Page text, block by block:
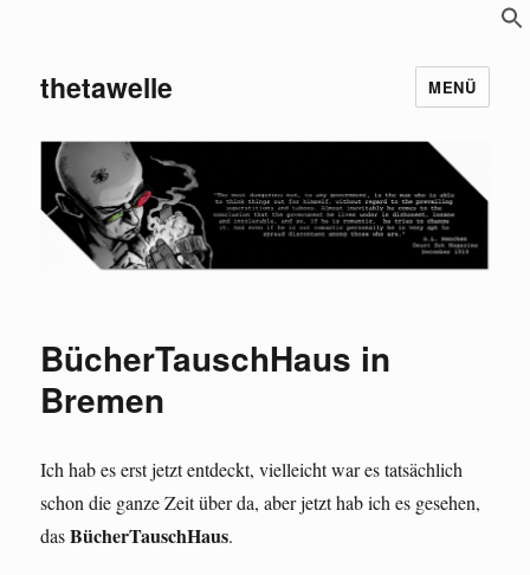
thetawelle MENÜ
BücherTauschHaus in
Bremen
Ich hab es erst jetzt entdeckt, vielleicht war es tatsächlich
schon die ganze Zeit über da, aber jetzt hab ich es gesehen,
dasBücherTauschHaus.